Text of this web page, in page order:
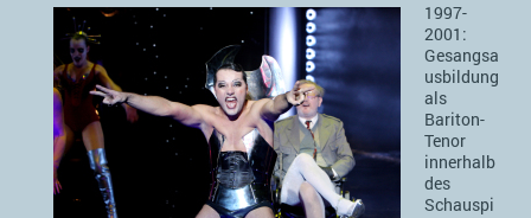
1997-
2001:
Gesangsa
usbildung
als
Bariton-
Tenor
innerhalb
des
Schauspi